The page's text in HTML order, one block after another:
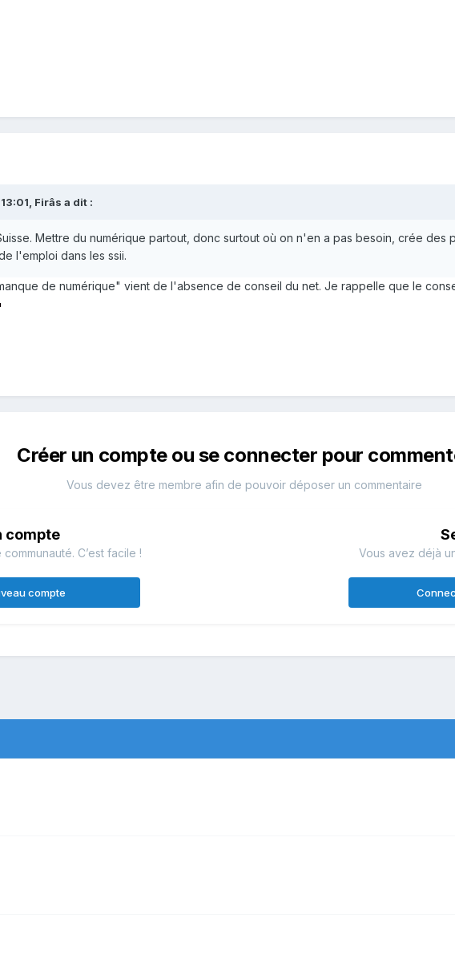
Firâs a dit :
Mettre du numérique partout, donc surtout où on n'en a pas besoin, crée
l'emploi dans les ssii.
de numérique" vient de l'absence de conseil du net. Je rappelle que le
Créer un compte ou se connecter pour
Vous devez être membre afin de pouvoir déposer un commentaire
compte
C’est facile !
compte
Vous avez déjà